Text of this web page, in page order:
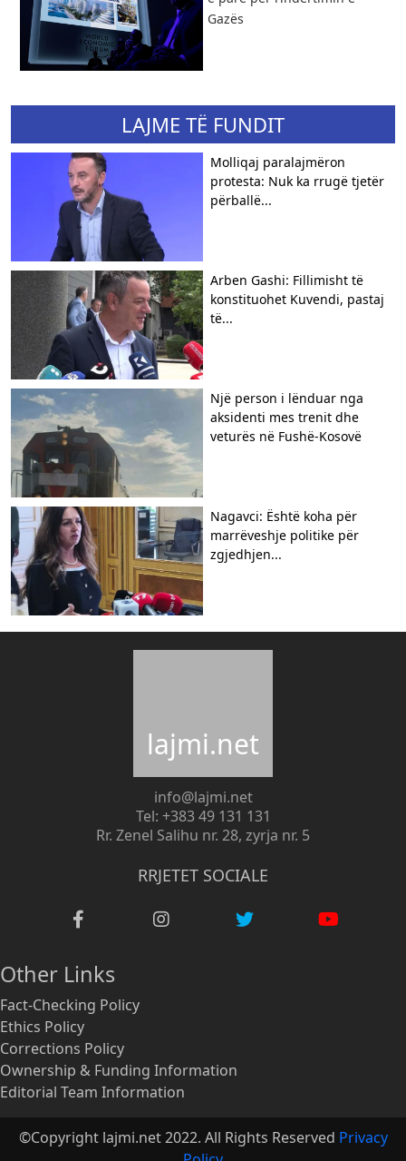
Gazës
LAJME TË FUNDIT
Molliqaj paralajmëron
protesta: Nuk ka rrugë tjetër
përballë...
Arben Gashi: Fillimisht të
konstituohet Kuvendi, pastaj
të...
Një person i lënduar nga
aksidenti mes trenit dhe
veturës në Fushë-Kosovë
Nagavci: Është koha për
marrëveshje politike për
zgjedhjen...
lajmi.net
info@lajmi.net
Tel: +383 49 131 131
Rr. Zenel Salihu nr. 28, zyrja nr. 5
RRJETET SOCIALE
Other Links
Fact-Checking Policy
Ethics Policy
Corrections Policy
Ownership & Funding Information
Editorial Team Information
©Copyright lajmi.net 2022. All Rights Reserved Privacy